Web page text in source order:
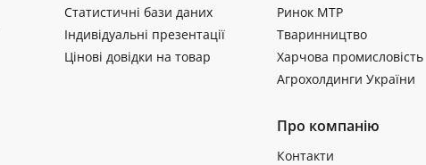
Статистичні бази даних
Індивідуальні презентації
Цінові довідки на товар
Ринок МТР
Тваринництво
Харчова промисловість
Агрохолдинги України
Про компанію
Контакти